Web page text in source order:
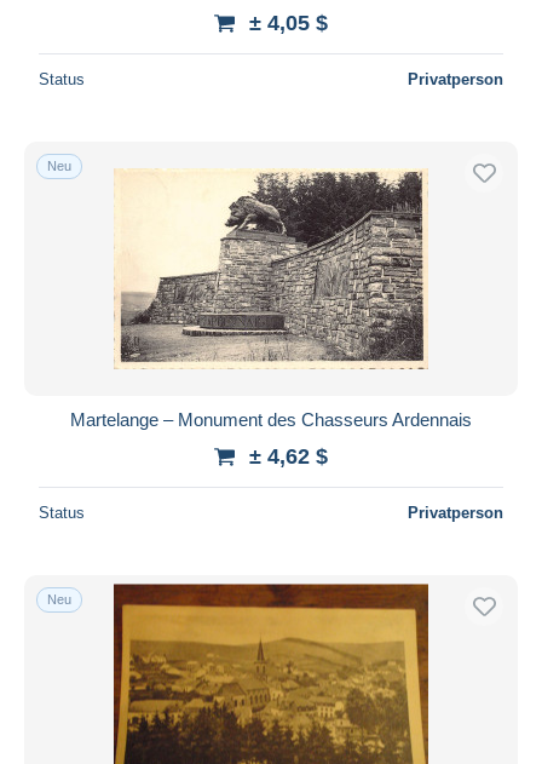
± 4,05 $
Status Privatperson
Neu
Martelange – Monument des Chasseurs Ardennais
± 4,62 $
Status Privatperson
Neu